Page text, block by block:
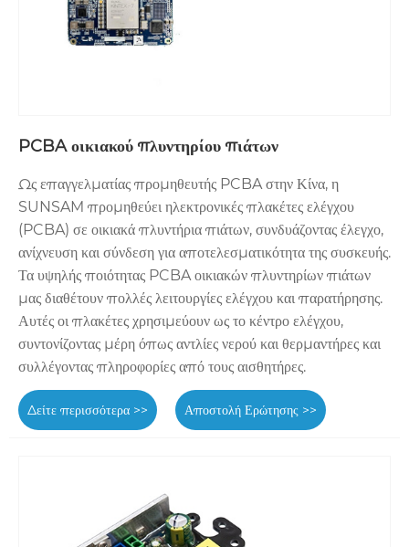
PCBA οικιακού πλυντηρίου πιάτων
Ως επαγγελματίας προμηθευτής PCBA στην Κίνα, η
SUNSAM προμηθεύει ηλεκτρονικές πλακέτες ελέγχου
(PCBA) σε οικιακά πλυντήρια πιάτων, συνδυάζοντας έλεγχο,
ανίχνευση και σύνδεση για αποτελεσματικότητα της συσκευής.
Τα υψηλής ποιότητας PCBA οικιακών πλυντηρίων πιάτων
μας διαθέτουν πολλές λειτουργίες ελέγχου και παρατήρησης.
Αυτές οι πλακέτες χρησιμεύουν ως το κέντρο ελέγχου,
συντονίζοντας μέρη όπως αντλίες νερού και θερμαντήρες και
συλλέγοντας πληροφορίες από τους αισθητήρες.
Δείτε περισσότερα >> Αποστολή Ερώτησης >>